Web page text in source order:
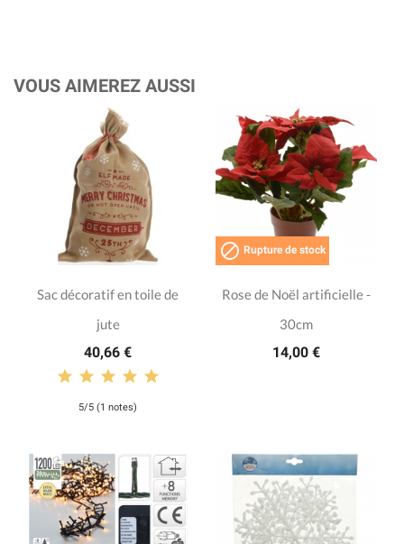
VOUS AIMEREZ AUSSI
Sac décoratif en toile de
jute
40,66 €
5/5 (1 notes)
 Rupture de stock
Rose de Noël artificielle -
30cm
14,00 €